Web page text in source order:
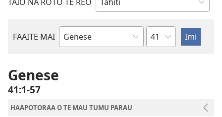
FAAITE MAI
Buka
Pene
Genese
41:1-57
HAAPOTORAA O TE MAU TUMU PARAU